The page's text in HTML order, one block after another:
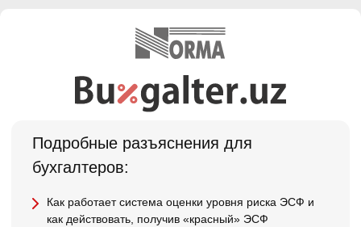
Подробные разъяснения для
бухгалтеров:
Как работает система оценки уровня риска ЭСФ и
как действовать, получив «красный» ЭСФ